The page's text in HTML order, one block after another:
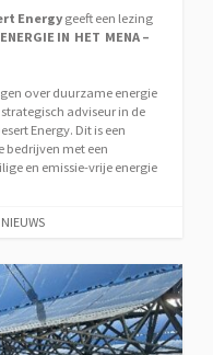
Energy geeft een lezing
IN HET MENA –
over duurzame energie
adviseur in de
Energy. Dit is een
bedrijven met een
en emissie-vrije energie
NIEUWS